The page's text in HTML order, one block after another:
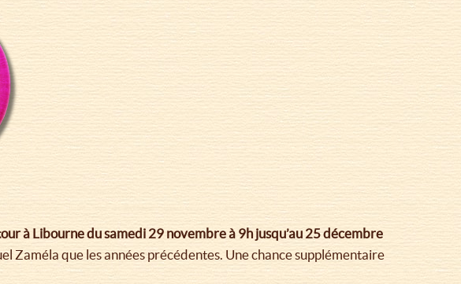
à Libourne du samedi 29 novembre à 9h jusqu’au 25 décembre
Zaméla que les années précédentes. Une chance supplémentaire